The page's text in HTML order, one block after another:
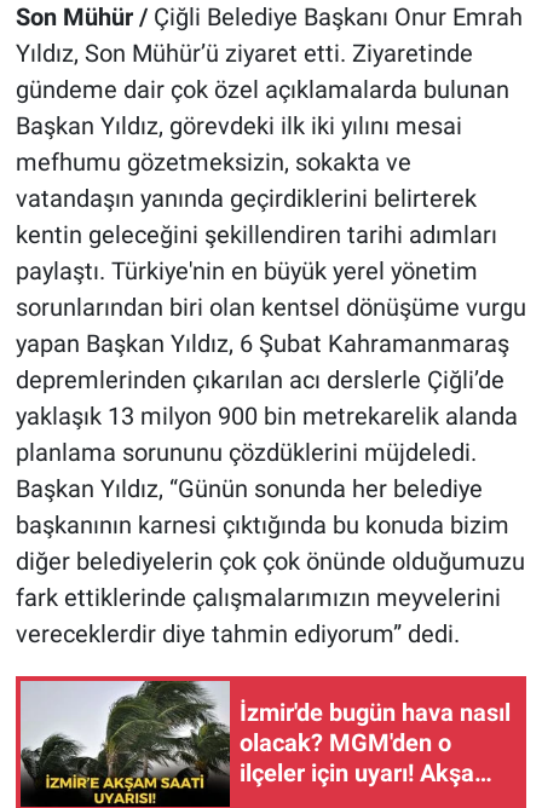
Son Mühür / Çiğli Belediye Başkanı Onur Emrah
Yıldız, Son Mühür’ü ziyaret etti. Ziyaretinde
gündeme dair çok özel açıklamalarda bulunan
Başkan Yıldız, görevdeki ilk iki yılını mesai
mefhumu gözetmeksizin, sokakta ve
vatandaşın yanında geçirdiklerini belirterek
kentin geleceğini şekillendiren tarihi adımları
paylaştı. Türkiye'nin en büyük yerel yönetim
sorunlarından biri olan kentsel dönüşüme vurgu
yapan Başkan Yıldız, 6 Şubat Kahramanmaraş
depremlerinden çıkarılan acı derslerle Çiğli’de
yaklaşık 13 milyon 900 bin metrekarelik alanda
planlama sorununu çözdüklerini müjdeledi.
Başkan Yıldız, “Günün sonunda her belediye
başkanının karnesi çıktığında bu konuda bizim
diğer belediyelerin çok çok önünde olduğumuzu
fark ettiklerinde çalışmalarımızın meyvelerini
vereceklerdir diye tahmin ediyorum” dedi.
İzmir'de bugün hava nasıl
olacak? MGM'den o
ilçeler için uyarı! Akşam